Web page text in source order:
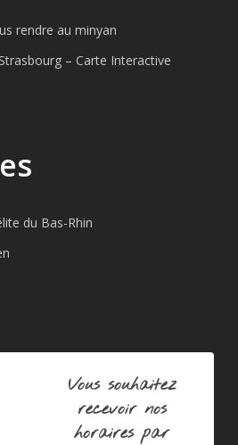
rendre au minyan
– Carte Interactive
du Bas-Rhin
Vous souhaitez
recevoir nos
horaires par